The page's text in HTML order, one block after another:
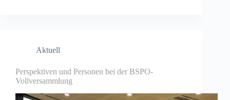
Aktuell
Perspektiven und Personen bei der BSPO-
Vollversammlung